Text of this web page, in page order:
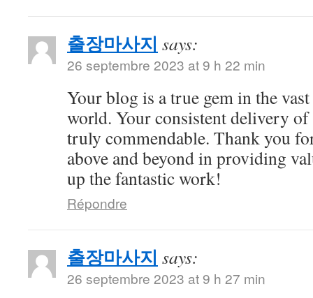
출장마사지 says:
26 septembre 2023 at 9 h 22 min
Your blog is a true gem in the
world. Your consistent delivery
truly commendable. Thank you
above and beyond in providing
up the fantastic work!
Répondre
출장마사지 says:
26 septembre 2023 at 9 h 27 min